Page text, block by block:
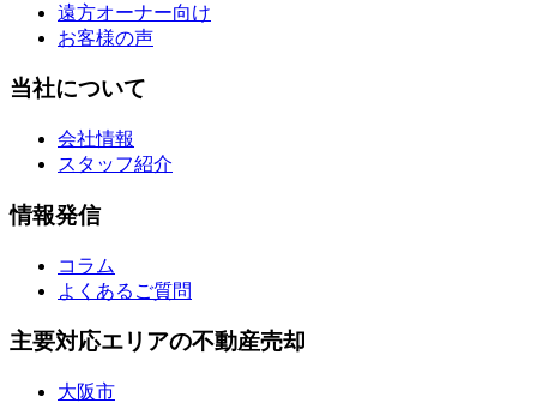
遠方オーナー向け
お客様の声
当社について
会社情報
スタッフ紹介
情報発信
コラム
よくあるご質問
主要対応エリアの不動産売却
大阪市